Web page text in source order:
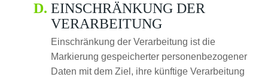
EINSCHRÄNKUNG DER
VERARBEITUNG
Einschränkung der Verarbeitung ist die
Markierung gespeicherter personenbezogener
Daten mit dem Ziel, ihre künftige Verarbeitung